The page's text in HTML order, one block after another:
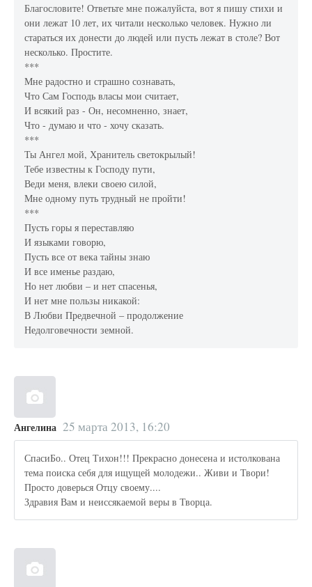
Благословите! Ответьте мне пожалуйста, вот я пишу стихи и
они лежат 10 лет, их читали несколько человек. Нужно ли
стараться их донести до людей или пусть лежат в столе? Вот
несколько. Простите.
***
Мне радостно и страшно сознавать,
Что Сам Господь власы мои считает,
И всякий раз - Он, несомненно, знает,
Что - думаю и что - хочу сказать.
***
Ты Ангел мой, Хранитель светокрылый!
Тебе известны к Господу пути,
Веди меня, влеки своею силой,
Мне одному путь трудный не пройти!
***
Пусть горы я переставляю
И языками говорю,
Пусть все от века тайны знаю
И все именье раздаю,
Но нет любви – и нет спасенья,
И нет мне пользы никакой:
В Любви Предвечной – продолжение
Недолговечности земной.
Ангелина 25 марта 2013, 16:20
СпасиБо.. Отец Тихон!!! Прекрасно донесена и истолкована
тема поиска себя для ищущей молодежи.. Живи и Твори!
Просто доверься Отцу своему....
Здравия Вам и неиссякаемой веры в Творца.